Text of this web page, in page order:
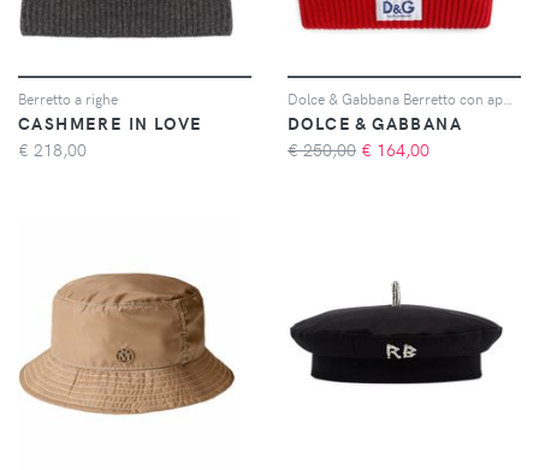
Berretto a righe
CASHMERE IN LOVE
€ 218,00
DOLCE & GABBANA
€ 250,00 € 164,00